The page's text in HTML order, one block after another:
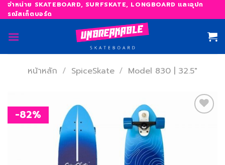
Skip
to
content
จำหน่าย SKATEBOARD, SURFSKATE, LONGBOARD และอุปก
รณ์สเก็ตบอร์ด
หน้าหลัก / SpiceSkate / Model 830 | 32.5"
-82%